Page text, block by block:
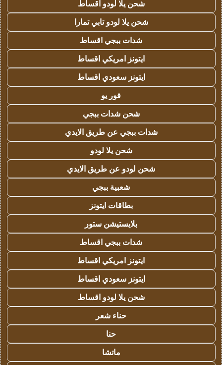
شحن يلا لودو اقساط
شحن يلا لودو تابي تمارا
شدات ببجي اقساط
ايتونز امريكي اقساط
ايتونز سعودي اقساط
فور يو
شحن شدات ببجي
شدات ببجي عن طريق الايدي
شحن يلا لودو
شحن لودو عن طريق الايدي
شعبية ببجي
بطاقات ايتونز
بلايستيشن ستور
شدات ببجي اقساط
ايتونز امريكي اقساط
ايتونز سعودي اقساط
شحن يلا لودو اقساط
حناء شعر
حنا
ماتشا